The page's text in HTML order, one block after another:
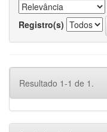
Registro(s)
Resultado 1-1 de 1.